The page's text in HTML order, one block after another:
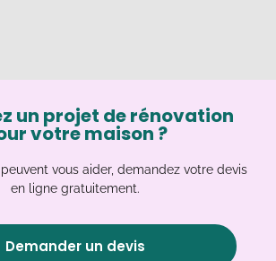
un projet de rénovation
votre maison ?
vous aider, demandez votre devis
en ligne gratuitement.
Demander un devis